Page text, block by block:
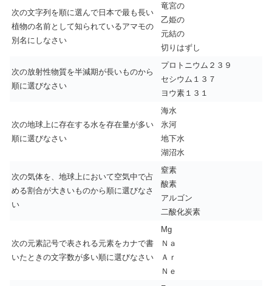
次の文字列を順に選んで日本で最も長い
植物の名前として知られているアマモの
別名にしなさい
竜宮の
乙姫の
元結の
切りはずし
次の放射性物質を半減期が長いものから
順に選びなさい
プロトニウム２３９
セシウム１３７
ヨウ素１３１
次の地球上に存在する水を存在量が多い
順に選びなさい
海水
氷河
地下水
湖沼水
次の気体を、地球上において空気中で占
める割合が大きいものから順に選びなさ
い
窒素
酸素
アルゴン
二酸化炭素
次の元素記号で表される元素をカナで書
いたときの文字数が多い順に選びなさい
Mg
Ｎａ
Ａｒ
Ｎｅ